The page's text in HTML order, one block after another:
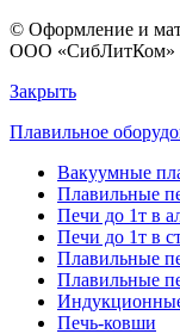
© Оформление и
ООО «СибЛитКом»
Закрыть
Плавильное
Вакуумные
Плавильные
Печи до 1т в
Печи до 1т в
Плавильные
Плавильные
Печь-ковши